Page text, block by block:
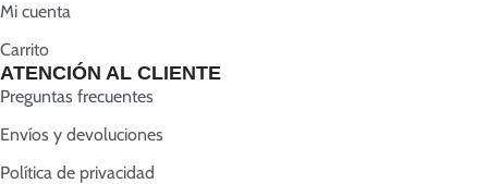
Mi cuenta
Carrito
ATENCIÓN AL CLIENTE
Preguntas frecuentes
Envíos y devoluciones
Política de privacidad